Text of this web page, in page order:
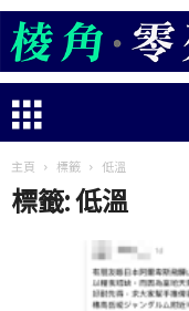
主頁 標籤 低溫
標籤: 低溫